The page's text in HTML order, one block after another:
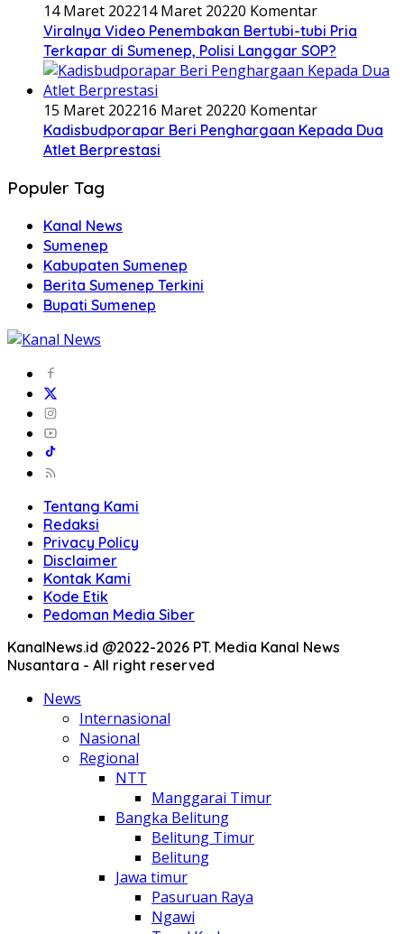
14 Maret 202214 Maret 20220 Komentar
Viralnya Video Penembakan Bertubi-tubi Pria
Terkapar di Sumenep, Polisi Langgar SOP?
15 Maret 202216 Maret 20220 Komentar
Kadisbudporapar Beri Penghargaan Kepada Dua
Atlet Berprestasi
Populer Tag
Kanal News
Sumenep
Kabupaten Sumenep
Berita Sumenep Terkini
Bupati Sumenep
Tentang Kami
Redaksi
Privacy Policy
Disclaimer
Kontak Kami
Kode Etik
Pedoman Media Siber
KanalNews.id @2022-2026 PT. Media Kanal News
Nusantara - All right reserved
News
Internasional
Nasional
Regional
NTT
Manggarai Timur
Bangka Belitung
Belitung Timur
Belitung
Jawa timur
Pasuruan Raya
Ngawi